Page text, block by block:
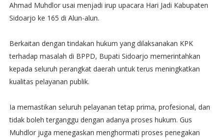
Ahmad Muhdlor usai menjadi irup upacara Hari Jadi Kabupaten
Sidoarjo ke 165 di Alun-alun.
Berkaitan dengan tindakan hukum yang dilaksanakan KPK
terhadap masalah di BPPD, Bupati Sidoarjo memerintahkan
kepada seluruh perangkat daerah untuk terus meningkatkan
kualitas pelayanan publik.
Ia memastikan seluruh pelayanan tetap prima, profesional, dan
tidak boleh terganggu dengan adanya proses hukum. Gus
Muhdlor juga menegaskan menghormati proses penegakan